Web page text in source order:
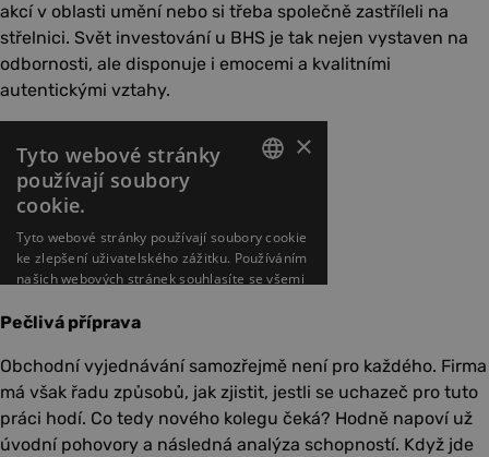
akcí v oblasti umění nebo si třeba společně zastříleli na
střelnici. Svět investování u BHS je tak nejen vystaven na
odbornosti, ale disponuje i emocemi a kvalitními
autentickými vztahy.
Pečlivá příprava
Obchodní vyjednávání samozřejmě není pro každého. Firma
má však řadu způsobů, jak zjistit, jestli se uchazeč pro tuto
práci hodí. Co tedy nového kolegu čeká? Hodně napoví už
úvodní pohovory a následná analýza schopností. Když jde